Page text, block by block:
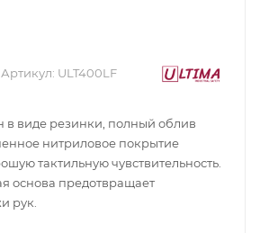
Артикул: ULT400LF
виде резинки, полный облив
нитриловое покрытие
тактильную чувствительность.
основа предотвращает
рук.